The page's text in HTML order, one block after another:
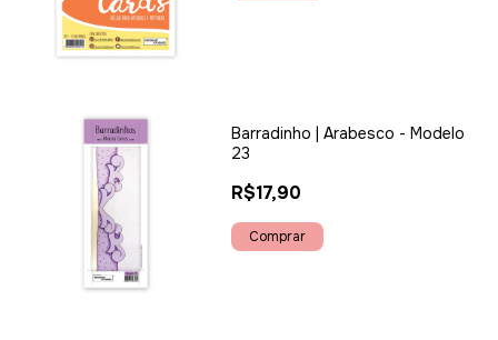
Barradinho | Arabesco - Modelo
23
R$17,90